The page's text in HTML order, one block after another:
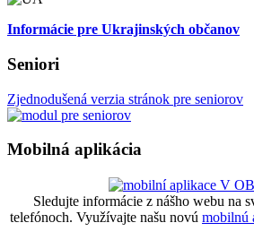
Informácie pre Ukrajinských občanov
Seniori
Zjednodušená verzia stránok pre seniorov
Mobilná aplikácia
Sledujte informácie z nášho webu na
telefónoch. Využívajte našu novú mobilnú